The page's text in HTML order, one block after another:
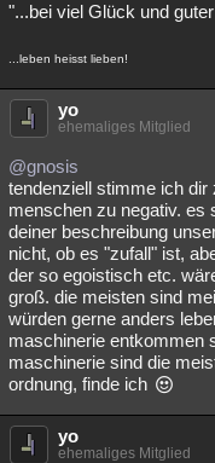
"...bei viel Glück und
...leben heisst lieben!
yo
ehemaliges Mitglied
@gnosis
tendenziell stimme ich
menschen zu negativ. es
deiner beschreibung
nicht, ob es "zufall" ist,
der so egoistisch etc.
groß. die meisten sind
würden gerne anders
maschinerie entkommen
maschinerie sind die
ordnung, finde ich
yo
ehemaliges Mitglied